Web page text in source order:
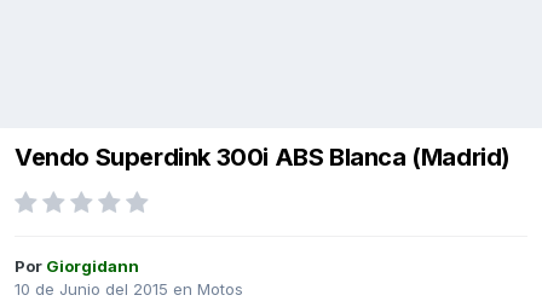
Vendo Superdink 300i ABS Blanca (Madrid)
Por Giorgidann
10 de Junio del 2015 en Motos